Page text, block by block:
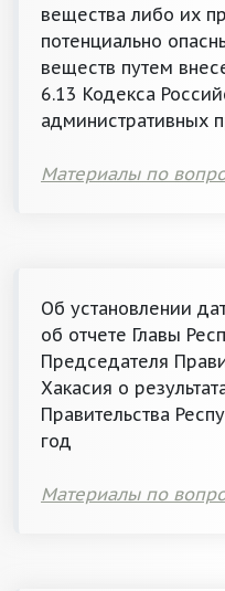
вещества либо их
потенциально
веществ путем
6.13 Кодекса
административных
Материалы по
Об установлении
об отчете Главы
Председателя
Хакасия о
Правительства
год
Материалы по